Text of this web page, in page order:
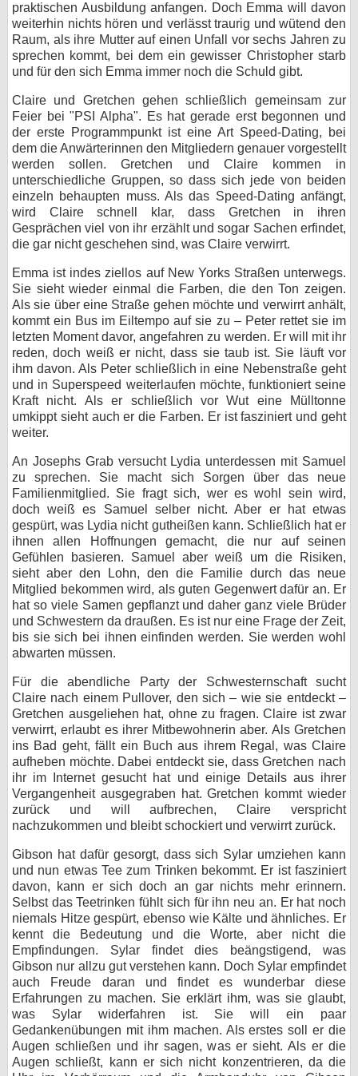
praktischen Ausbildung anfangen. Doch Emma will davon
weiterhin nichts hören und verlässt traurig und wütend den
Raum, als ihre Mutter auf einen Unfall vor sechs Jahren zu
sprechen kommt, bei dem ein gewisser Christopher starb
und für den sich Emma immer noch die Schuld gibt.
Claire und Gretchen gehen schließlich gemeinsam zur
Feier bei "PSI Alpha". Es hat gerade erst begonnen und
der erste Programmpunkt ist eine Art Speed-Dating, bei
dem die Anwärterinnen den Mitgliedern genauer vorgestellt
werden sollen. Gretchen und Claire kommen in
unterschiedliche Gruppen, so dass sich jede von beiden
einzeln behaupten muss. Als das Speed-Dating anfängt,
wird Claire schnell klar, dass Gretchen in ihren
Gesprächen viel von ihr erzählt und sogar Sachen erfindet,
die gar nicht geschehen sind, was Claire verwirrt.
Emma ist indes ziellos auf New Yorks Straßen unterwegs.
Sie sieht wieder einmal die Farben, die den Ton zeigen.
Als sie über eine Straße gehen möchte und verwirrt anhält,
kommt ein Bus im Eiltempo auf sie zu – Peter rettet sie im
letzten Moment davor, angefahren zu werden. Er will mit ihr
reden, doch weiß er nicht, dass sie taub ist. Sie läuft vor
ihm davon. Als Peter schließlich in eine Nebenstraße geht
und in Superspeed weiterlaufen möchte, funktioniert seine
Kraft nicht. Als er schließlich vor Wut eine Mülltonne
umkippt sieht auch er die Farben. Er ist fasziniert und geht
weiter.
An Josephs Grab versucht Lydia unterdessen mit Samuel
zu sprechen. Sie macht sich Sorgen über das neue
Familienmitglied. Sie fragt sich, wer es wohl sein wird,
doch weiß es Samuel selber nicht. Aber er hat etwas
gespürt, was Lydia nicht gutheißen kann. Schließlich hat er
ihnen allen Hoffnungen gemacht, die nur auf seinen
Gefühlen basieren. Samuel aber weiß um die Risiken,
sieht aber den Lohn, den die Familie durch das neue
Mitglied bekommen wird, als guten Gegenwert dafür an. Er
hat so viele Samen gepflanzt und daher ganz viele Brüder
und Schwestern da draußen. Es ist nur eine Frage der Zeit,
bis sie sich bei ihnen einfinden werden. Sie werden wohl
abwarten müssen.
Für die abendliche Party der Schwesternschaft sucht
Claire nach einem Pullover, den sich – wie sie entdeckt –
Gretchen ausgeliehen hat, ohne zu fragen. Claire ist zwar
verwirrt, erlaubt es ihrer Mitbewohnerin aber. Als Gretchen
ins Bad geht, fällt ein Buch aus ihrem Regal, was Claire
aufheben möchte. Dabei entdeckt sie, dass Gretchen nach
ihr im Internet gesucht hat und einige Details aus ihrer
Vergangenheit ausgegraben hat. Gretchen kommt wieder
zurück und will aufbrechen, Claire verspricht
nachzukommen und bleibt schockiert und verwirrt zurück.
Gibson hat dafür gesorgt, dass sich Sylar umziehen kann
und nun etwas Tee zum Trinken bekommt. Er ist fasziniert
davon, kann er sich doch an gar nichts mehr erinnern.
Selbst das Teetrinken fühlt sich für ihn neu an. Er hat noch
niemals Hitze gespürt, ebenso wie Kälte und ähnliches. Er
kennt die Bedeutung und die Worte, aber nicht die
Empfindungen. Sylar findet dies beängstigend, was
Gibson nur allzu gut verstehen kann. Doch Sylar empfindet
auch Freude daran und findet es wunderbar diese
Erfahrungen zu machen. Sie erklärt ihm, was sie glaubt,
was Sylar widerfahren ist. Sie will ein paar
Gedankenübungen mit ihm machen. Als erstes soll er die
Augen schließen und ihr sagen, was er sieht. Als er die
Augen schließt, kann er sich nicht konzentrieren, da die